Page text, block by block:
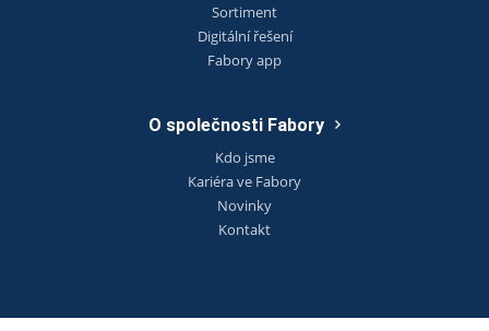
Sortiment
Digitální řešení
Fabory app
O společnosti Fabory
Kdo jsme
Kariéra ve Fabory
Novinky
Kontakt